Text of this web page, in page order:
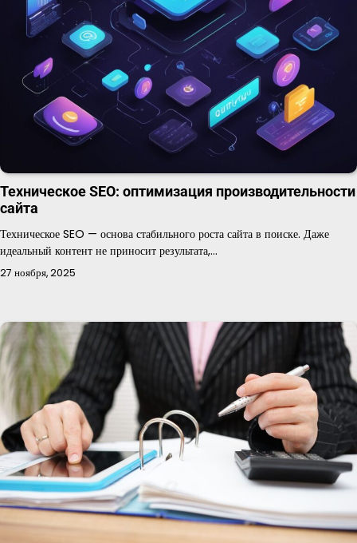
Техническое SEO: оптимизация производительности
сайта
Техническое SEO — основа стабильного роста сайта в поиске. Даже
идеальный контент не приносит результата,…
27 ноября, 2025